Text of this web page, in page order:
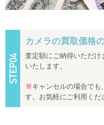
カメラの買取価格
査定額にご納得いただけ
いたします。
※キャンセルの場合でも
す。お気軽にご利用くだ